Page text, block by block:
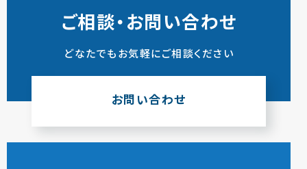
ご相談・お問い合わせ
どなたでもお気軽にご相談ください
お問い合わせ